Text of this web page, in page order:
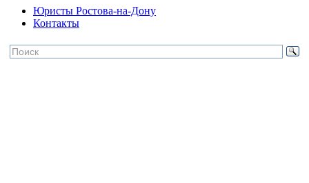
Юристы Ростова-на-Дону
Контакты